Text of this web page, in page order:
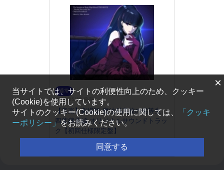
通常
2026/05/13 発売
【音楽】劇場版 魔法科高校の劣等生
四葉継承編 オリジナルサウンドトラッ
ク【初回仕様限定盤】
×
当サイトでは、サイトの利便性向上のため、クッキー
(Cookie)を使用しています。
サイトのクッキー(Cookie)の使用に関しては、
「クッキ
ーポリシー」をお読みください。
同意する